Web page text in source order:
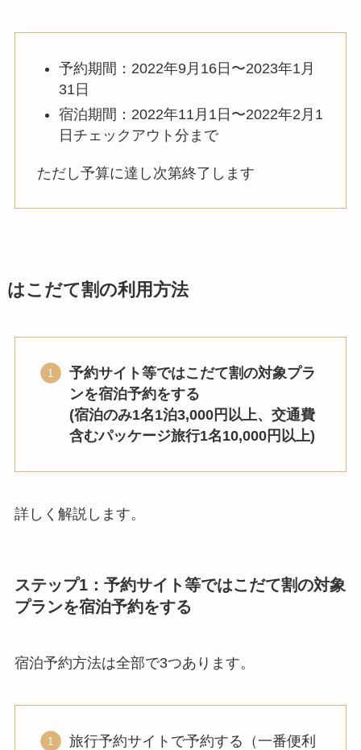
予約期間：2022年9月16日〜2023年1月
31日
宿泊期間：2022年11月1日〜2022年2月1
日チェックアウト分まで
ただし予算に達し次第終了します
はこだて割の利用方法
予約サイト等ではこだて割の対象プラ
ンを宿泊予約をする
(宿泊のみ1名1泊3,000円以上、交通費
含むパッケージ旅行1名10,000円以上)
詳しく解説します。
ステップ1：予約サイト等ではこだて割の対象
プランを宿泊予約をする
宿泊予約方法は全部で3つあります。
旅行予約サイトで予約する（一番便利